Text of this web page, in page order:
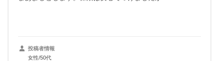
投稿者情報
女性/50代